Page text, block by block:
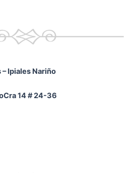
– Ipiales Nariño
Cra 14 # 24-36